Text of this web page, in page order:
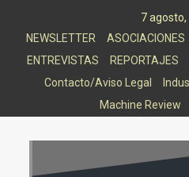
7 agosto,
NEWSLETTER
ASOCIACIONES
ENTREVISTAS
REPORTAJES
Contacto/Aviso Legal
Machine Review